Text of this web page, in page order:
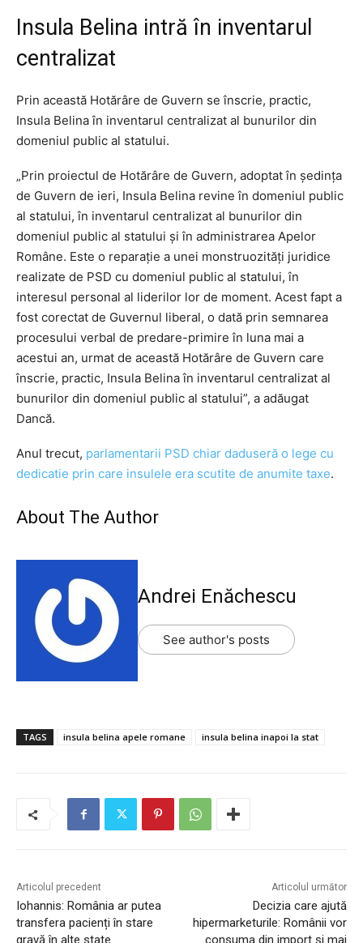
Insula Belina intră în inventarul
centralizat
Prin această Hotărâre de Guvern se înscrie, practic,
Insula Belina în inventarul centralizat al bunurilor din
domeniul public al statului.
„Prin proiectul de Hotărâre de Guvern, adoptat în şedinţa
de Guvern de ieri, Insula Belina revine în domeniul public
al statului, în inventarul centralizat al bunurilor din
domeniul public al statului şi în administrarea Apelor
Române. Este o reparaţie a unei monstruozităţi juridice
realizate de PSD cu domeniul public al statului, în
interesul personal al liderilor lor de moment. Acest fapt a
fost corectat de Guvernul liberal, o dată prin semnarea
procesului verbal de predare-primire în luna mai a
acestui an, urmat de această Hotărâre de Guvern care
înscrie, practic, Insula Belina în inventarul centralizat al
bunurilor din domeniul public al statului”, a adăugat
Dancă.
Anul trecut, parlamentarii PSD chiar daduseră o lege cu
dedicatie prin care insulele era scutite de anumite taxe.
About The Author
Andrei Enăchescu
See author's posts
TAGS insula belina apele romane insula belina inapoi la stat
Articolul precedent
Iohannis: România ar putea
transfera pacienți în stare
gravă în alte state
Articolul următor
Decizia care ajută
hipermarketurile: Românii vor
consuma din import și mai